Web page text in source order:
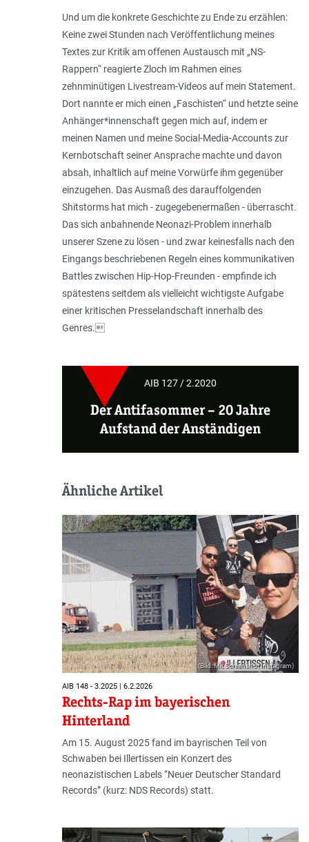
Und um die konkrete Geschichte zu Ende zu erzählen:
Keine zwei Stunden nach Veröffentlichung meines
Textes zur Kritik am offenen Austausch mit „NS-
Rappern“ reagierte Zloch im Rahmen eines
zehnminütigen Livestream-Videos auf mein Statement.
Dort nannte er mich einen „Faschisten“ und hetzte seine
Anhänger*innenschaft gegen mich auf, indem er
meinen Namen und meine Social-Media-Acc­ounts zur
Kernbotschaft seiner Ansprache machte und davon
absah, inhaltlich auf meine Vorwürfe ihm gegenüber
einzugehen. Das Ausmaß des darauffolgenden
Shitstorms hat mich - zugegebenermaßen - überrascht.
Das sich anbahnende Neonazi-Problem innerhalb
unserer Szene zu lösen - und zwar keinesfalls nach den
Eingangs beschriebenen Regeln eines kommunikativen
Battles zwischen Hip-Hop-Freunden - empfinde ich
spätestens seitdem als vielleicht wichtigste Aufgabe
einer kritischen Presselandschaft innerhalb des
Genres.
AIB 127 / 2.2020
Der Antifasommer – 20 Jahre
Aufstand der Anständigen
Ähnliche Artikel
(Bild: Mit Screenshot Instagram)
AIB 148 - 3.2025 | 6.2.2026
Rechts-Rap im bayerischen
Hinterland
Am 15. August 2025 fand im bayrischen Teil von
Schwaben bei Illertissen ein Konzert des
neonazistischen Labels “Neuer Deutscher Standard
Records” (kurz: NDS Records) statt.